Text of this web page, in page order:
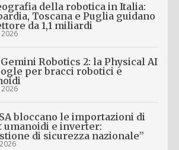
della robotica in Italia:
Toscana e Puglia guidano
da 1,1 miliardi
Robotics 2: la Physical AI
per bracci robotici e
bloccano le importazioni di
umanoidi e inverter:
di sicurezza nazionale”